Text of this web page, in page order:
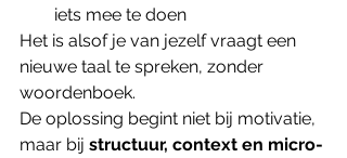
iets mee te doen
Het is alsof je van jezelf vraagt een
nieuwe taal te spreken, zonder
woordenboek.
De oplossing begint niet bij motivatie,
maar bij structuur, context en micro-